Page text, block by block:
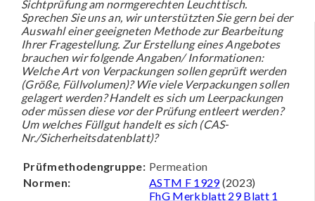
Sichtprüfung am normgerechten Leuchttisch.
Sprechen Sie uns an, wir unterstützten Sie gern bei der
Auswahl einer geeigneten Methode zur Bearbeitung
Ihrer Fragestellung. Zur Erstellung eines Angebotes
brauchen wir folgende Angaben/ Informationen:
Welche Art von Verpackungen sollen geprüft werden
(Größe, Füllvolumen)? Wie viele Verpackungen sollen
gelagert werden? Handelt es sich um Leerpackungen
oder müssen diese vor der Prüfung entleert werden?
Um welches Füllgut handelt es sich (CAS-
Nr./Sicherheitsdatenblatt)?
Prüfmethodengruppe: Permeation
Normen:
ASTM F 1929(2023)
FhG Merkblatt 29 Blatt 1